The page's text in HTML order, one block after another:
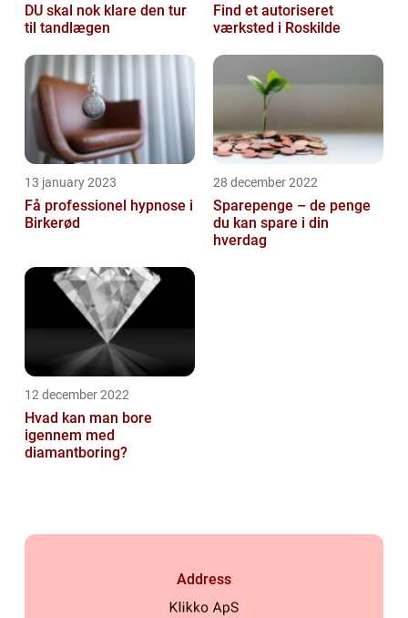
DU skal nok klare den tur
til tandlægen
Find et autoriseret
værksted i Roskilde
13 january 2023
Få professionel hypnose i
Birkerød
28 december 2022
Sparepenge – de penge
du kan spare i din
hverdag
12 december 2022
Hvad kan man bore
igennem med
diamantboring?
Address